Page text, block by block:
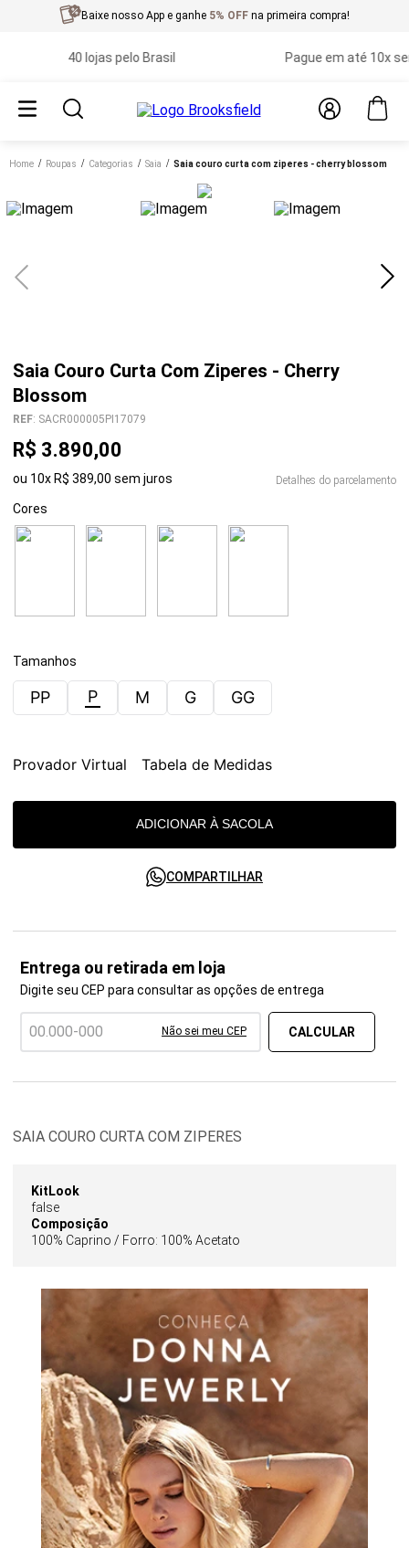
Baixe nosso App e ganhe 5% OFF na primeira compra!
40 lojas pelo Brasil Pague em até 10x sem
Home roupas categorias saia saia couro curta com ziperes - cherry blossom
Saia Couro Curta Com Ziperes - Cherry
Blossom
REF: SACR000005PI17079
R$ 3.890,00
ou 10x R$ 389,00 sem juros Detalhes do parcelamento
Cores
Tamanhos
PP P M G GG
Provador Virtual Tabela de Medidas
ADICIONAR À SACOLA
COMPARTILHAR
Entrega ou retirada em loja
Digite seu CEP para consultar as opções de entrega
Não sei meu CEP
SAIA COURO CURTA COM ZIPERES
KitLook
false
Composição
100% Caprino / Forro: 100% Acetato